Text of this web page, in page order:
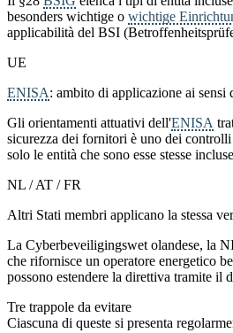
besonders wichtige o wichtige
applicabilità del BSI
UE
ENISA: ambito di applicazione ai
Gli orientamenti attuativi dell'ENISA
sicurezza dei fornitori è uno dei
solo le entità che sono esse stesse
NL / AT / FR
Altri Stati membri applicano la stessa
La Cyberbeveiligingswet olandese, la
che rifornisce un operatore energetico
possono estendere la direttiva tramite il
Tre trappole da evitare
Ciascuna di queste si presenta